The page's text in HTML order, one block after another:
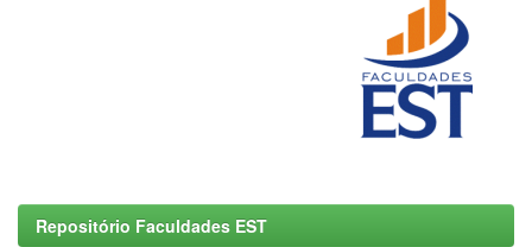
Repositório Faculdades EST